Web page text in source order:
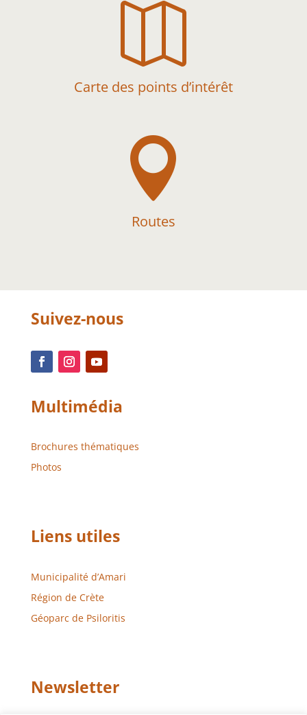

Carte des points d’intérêt

Routes
Suivez-nous
Multimédia
Brochures thématiques
Photos
Liens utiles
Municipalité d’Amari
Région de Crète
Géoparc de Psiloritis
Newsletter